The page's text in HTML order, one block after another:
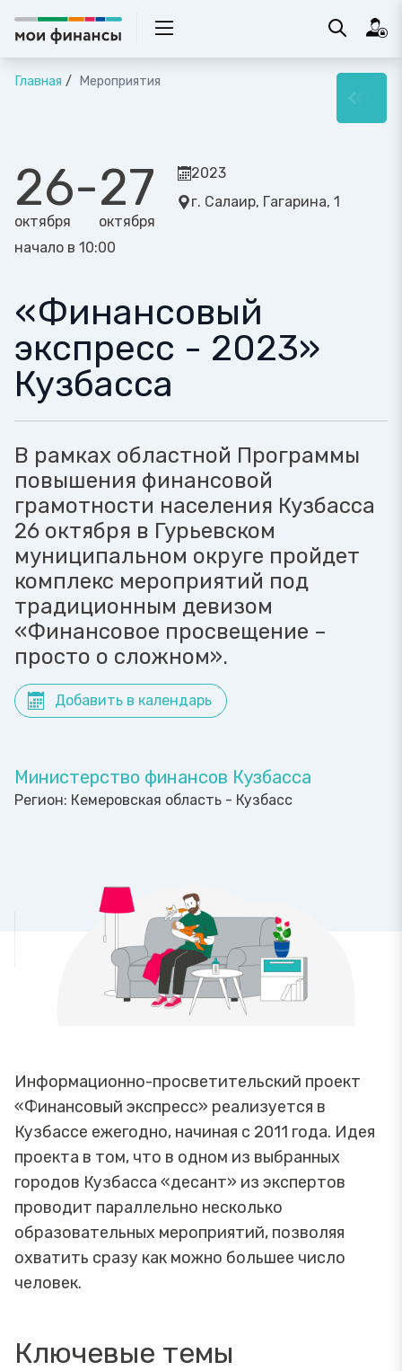
Главная Мероприятия
26
октября
-27
октября
начало в 10:00
2023
г. Салаир, Гагарина, 1
«Финансовый
экспресс - 2023»
Кузбасса
В рамках областной Программы
повышения финансовой
грамотности населения Кузбасса
26 октября в Гурьевском
муниципальном округе пройдет
комплекс мероприятий под
традиционным девизом
«Финансовое просвещение –
просто о сложном».
Добавить в календарь
Министерство финансов Кузбасса
Регион: Кемеровская область - Кузбасс
Информационно-просветительский проект
«Финансовый экспресс» реализуется в
Кузбассе ежегодно, начиная с 2011 года. Идея
проекта в том, что в одном из выбранных
городов Кузбасса «десант» из экспертов
проводит параллельно несколько
образовательных мероприятий, позволяя
охватить сразу как можно большее число
человек.
Ключевые темы